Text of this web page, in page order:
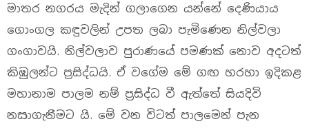
මාතර නගරය මැදින් ගලාගෙන යන්නේ දෙණියාය
ගොංගල කඳුවලින් උපත ලබා පැමිණෙන නිල්වලා
ගංගාවයි. නිල්වලාව පුරාණයේ පමණක් නොව අදටත්
කිඹුලන්ට ප්‍රසිද්ධයි. ඒ වගේම මේ ගඟ හරහා ඉදිකළ
මහානාම පාලම නම් ප්‍රසිද්ධ වී ඇත්තේ සියදිවි
නසාගැනීමට යි. මේ වන විටත් පාලමෙන් පැන